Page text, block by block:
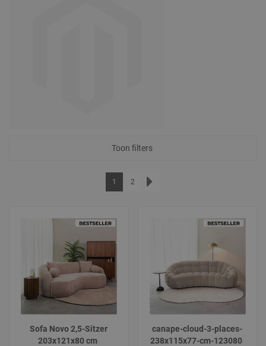
Seite
Sie lesen gerade die Seite
1 Seite
2
Sofa Novo 2,5-Sitzer
203x121x80 cm
canape-cloud-3-places-
238x115x77-cm-123080
Toon filters